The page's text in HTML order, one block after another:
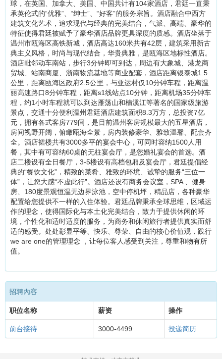
球，在英国、加拿大、美国、中国共计有104家酒店，君廷一直秉
承英伦式的“优雅”、“绅士”、“好客”的服务宗旨。酒店融合中西方
建筑文化艺术，追求现代与经典的完美结合，气派、高端、豪华的
特征使得君廷被赋予了豪华酒店品牌更具深度的质感。酒店坐落于
温州市瓯海区高铁新城，酒店高达160米共有42层，建筑采用新古
典主义风格，时尚与现代结合，华贵典雅，是瓯海区地标性酒店。
酒店毗邻动车南站，步行3分钟即可到达，周边有大象城、港龙商
贸城、站南商厦、浙南物流基地等商业配套，酒店距离银泰城1.5
公里，距离瓯海区政府2.5公里，与亚运村仅10分钟车程，距离温
丽高速路口8分钟车程，距离s1线站点10分钟，距离机场35分钟车
程，约1小时车程就可以到达雁荡山和楠溪江等著名的国家级旅游
景点，交通十分便利温州君廷酒店建筑面积8.3万方，总投资7亿
元，拥有各式客房779间，是目前温州客房规模最大的五星酒店，
房间视野开阔，俯瞰瓯海全景，房内装修豪华、雅致温馨、配套齐
全。酒店裙楼共有3000多平的宴会中心，可同时容纳1500人用
餐，其中有可容纳60桌的无柱宴会厅，是您婚礼宴会的首选。酒
店二楼设有全日餐厅，3-5楼设有高档包厢及宴会厅，君廷提倡经
典的“餐饮文化”，精致的菜肴、雅致的环境、诚挚的服务“三位一
体”，让您大感“不虚此行”。酒店还设有商务会议室，SPA 、健身
房、180度景观恒温无边界泳池，空中停机坪，精品店，各种豪华
配置给您提供不一样的入住体验。君廷品牌秉承全球思维，区域运
作的理念，使得国际化与本土化完美结合，致力于提供休闲的环
境，个性化和适时适度的服务，为商务和休闲旅行者提供真实而舒
适的感受。处处彰显平等、快乐、尊荣、自由的核心价值观，践行
we are one的管理理念 ，让每位客人感受到关注，尊重和物有所
值。
招聘內容
职位名称 薪资 操作
前台接待 3000-4499 投递简历